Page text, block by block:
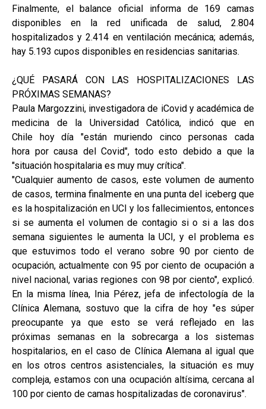
Finalmente, el balance oficial informa de 169 camas
disponibles en la red unificada de salud, 2.804
hospitalizados y 2.414 en ventilación mecánica; además,
hay 5.193 cupos disponibles en residencias sanitarias.
¿QUÉ PASARÁ CON LAS HOSPITALIZACIONES LAS
PRÓXIMAS SEMANAS?
Paula Margozzini, investigadora de iCovid y académica de
medicina de la Universidad Católica, indicó que en
Chile hoy día "están muriendo cinco personas cada
hora por causa del Covid", todo esto debido a que la
"situación hospitalaria es muy muy crítica".
"Cualquier aumento de casos, este volumen de aumento
de casos, termina finalmente en una punta del iceberg que
es la hospitalización en UCI y los fallecimientos, entonces
si se aumenta el volumen de contagio si o si a las dos
semana siguientes le aumenta la UCI, y el problema es
que estuvimos todo el verano sobre 90 por ciento de
ocupación, actualmente con 95 por ciento de ocupación a
nivel nacional, varias regiones con 98 por ciento", explicó.
En la misma línea, Inia Pérez, jefa de infectología de la
Clínica Alemana, sostuvo que la cifra de hoy "es súper
preocupante ya que esto se verá reflejado en las
próximas semanas en la sobrecarga a los sistemas
hospitalarios, en el caso de Clínica Alemana al igual que
en los otros centros asistenciales, la situación es muy
compleja, estamos con una ocupación altísima, cercana al
100 por ciento de camas hospitalizadas de coronavirus".